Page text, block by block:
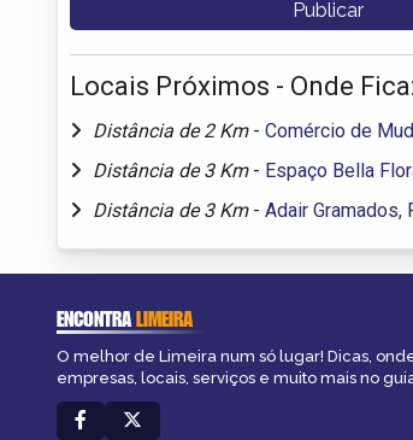
Locais Próximos - Onde Fica:
Distância de 2 Km - Comércio de
Distância de 3 Km - Espaço Bella
Distância de 3 Km - Adair Gramados,
ENCONTRALIMEIRA
O melhor de Limeira num só lugar! Dicas,
empresas, locais, serviços e muito mais no